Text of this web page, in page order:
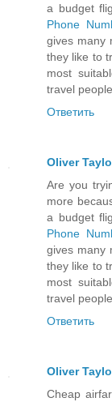
a budget
Phone
gives many
they like to
most
travel people.
Ответить
Oliver
Are you
more
a budget
Phone
gives many
they like to
most
travel people.
Ответить
Oliver
Cheap